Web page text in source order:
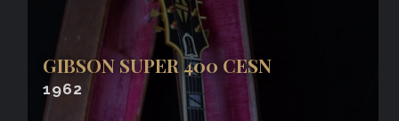
GIBSON SUPER 400 CESN
1962